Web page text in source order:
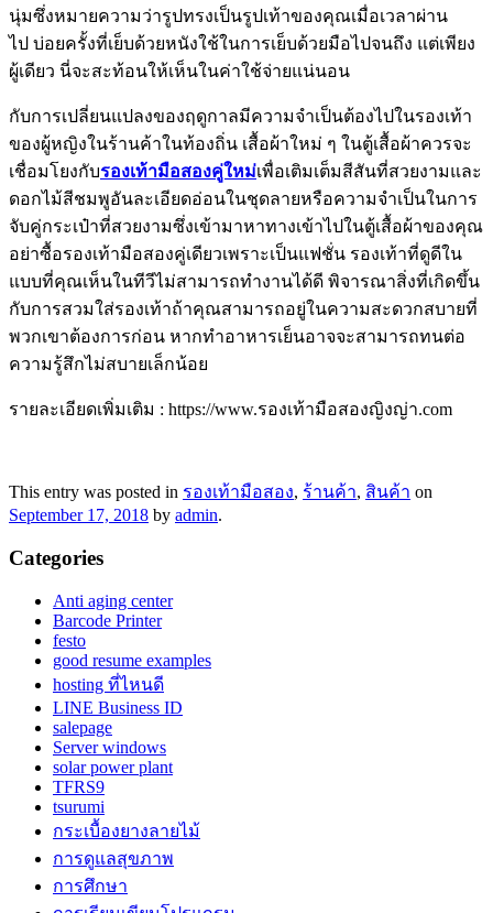
นุ่มซึ่งหมายความว่ารูปทรงเป็นรูปเท้าของคุณเมื่อเวลาผ่าน
ไป บ่อยครั้งที่เย็บด้วยหนังใช้ในการเย็บด้วยมือไปจนถึง แต่เพียง
ผู้เดียว นี่จะสะท้อนให้เห็นในค่าใช้จ่ายแน่นอน
กับการเปลี่ยนแปลงของฤดูกาลมีความจำเป็นต้องไปในรองเท้า
ของผู้หญิงในร้านค้าในท้องถิ่น เสื้อผ้าใหม่ ๆ ในตู้เสื้อผ้าควรจะ
เชื่อมโยงกับรองเท้ามือสองคู่ใหม่เพื่อเติมเต็มสีสันที่สวยงามและ
ดอกไม้สีชมพูอันละเอียดอ่อนในชุดลายหรือความจำเป็นในการ
จับคู่กระเป๋าที่สวยงามซึ่งเข้ามาหาทางเข้าไปในตู้เสื้อผ้าของคุณ
อย่าซื้อรองเท้ามือสองคู่เดียวเพราะเป็นแฟชั่น รองเท้าที่ดูดีใน
แบบที่คุณเห็นในทีวีไม่สามารถทำงานได้ดี พิจารณาสิ่งที่เกิดขึ้น
กับการสวมใส่รองเท้าถ้าคุณสามารถอยู่ในความสะดวกสบายที่
พวกเขาต้องการก่อน หากทำอาหารเย็นอาจจะสามารถทนต่อ
ความรู้สึกไม่สบายเล็กน้อย
รายละเอียดเพิ่มเติม : https://www.รองเท้ามือสองญิงญ่า.com
This entry was posted in รองเท้ามือสอง, ร้านค้า, สินค้า on
September 17, 2018 by admin.
Categories
Anti aging center
Barcode Printer
festo
good resume examples
hosting ที่ไหนดี
LINE Business ID
salepage
Server windows
solar power plant
TFRS9
tsurumi
กระเบื้องยางลายไม้
การดูแลสุขภาพ
การศึกษา